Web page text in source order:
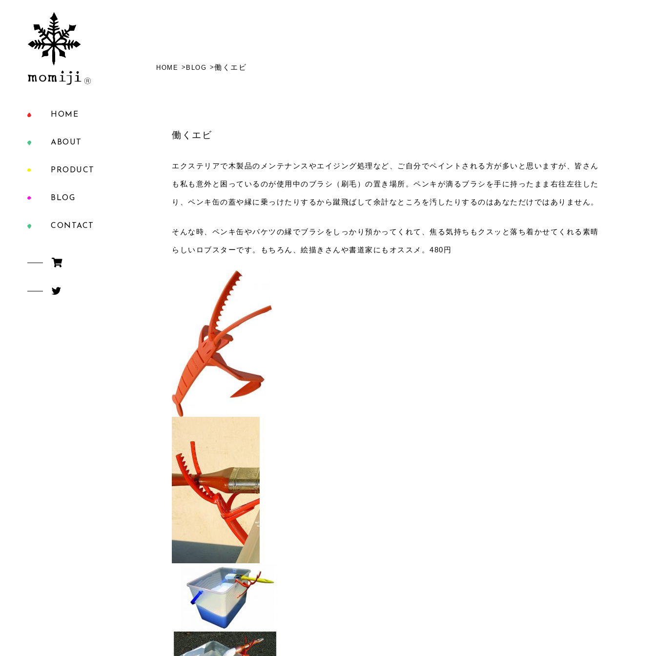
HOME
ABOUT
PRODUCT
BLOG
CONTACT
HOME BLOG 働くエビ
働くエビ
エクステリアで木製品のメンテナンスやエイジング処理など、ご自分でペイントされる方が多いと思いますが、皆さん
も私も意外と困っているのが使用中のブラシ（刷毛）の置き場所。ペンキが滴るブラシを手に持ったまま右往左往した
り、ペンキ缶の蓋や縁に乗っけたりするから蹴飛ばして余計なところを汚したりするのはあなただけではありません。
そんな時、ペンキ缶やバケツの縁でブラシをしっかり預かってくれて、焦る気持ちもクスッと落ち着かせてくれる素晴
らしいロブスターです。もちろん、絵描きさんや書道家にもオススメ。480円